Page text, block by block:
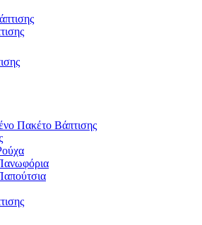
Πακέτο Βάπτισης